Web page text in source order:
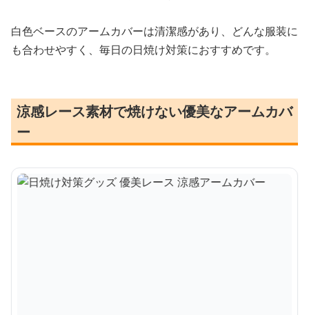
白色ベースのアームカバーは清潔感があり、どんな服装に
も合わせやすく、毎日の日焼け対策におすすめです。
涼感レース素材で焼けない優美なアームカバ
ー